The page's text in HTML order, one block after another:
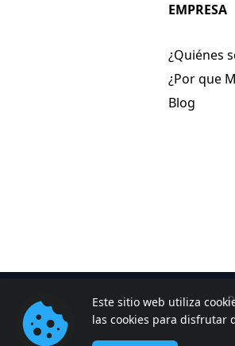
Este sitio web utiliza
las cookies para disfrutar
EMPRESA
¿Quiénes
¿Por que
Blog